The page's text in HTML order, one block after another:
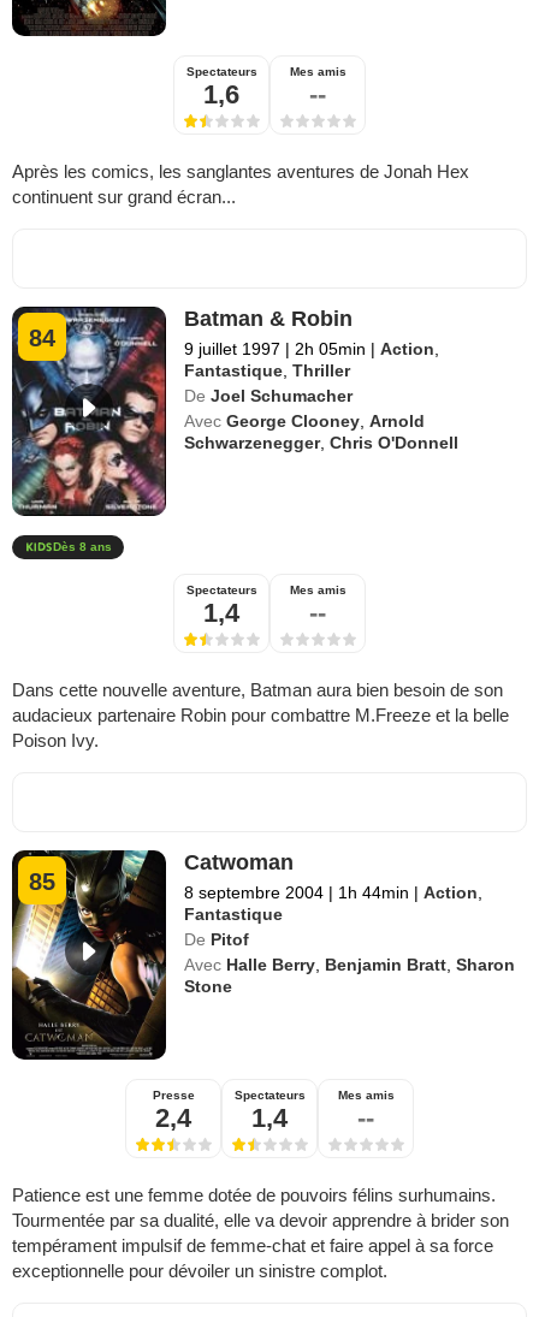
Spectateurs
1,6
Mes amis
--
Après les comics, les sanglantes aventures de Jonah Hex
continuent sur grand écran...
84
Batman & Robin
9 juillet 1997 | 2h 05min | Action
Fantastique ,Thriller
De Joel Schumacher
Avec George Clooney ,Arnold
Schwarzenegger,Chris O'Donnell
Dès 8 ans
Spectateurs
1,4
Mes amis
--
Dans cette nouvelle aventure, Batman aura bien besoin de son
audacieux partenaire Robin pour combattre M.Freeze et la belle
Poison Ivy.
85
Catwoman
8 septembre 2004 | 1h 44min | Action
Fantastique
De Pitof
Avec Halle Berry Benjamin Bratt ,Sharon
Stone
Presse
2,4
Spectateurs
1,4
Mes amis
--
Patience est une femme dotée de pouvoirs félins surhumains.
Tourmentée par sa dualité, elle va devoir apprendre à brider son
tempérament impulsif de femme-chat et faire appel à sa force
exceptionnelle pour dévoiler un sinistre complot.